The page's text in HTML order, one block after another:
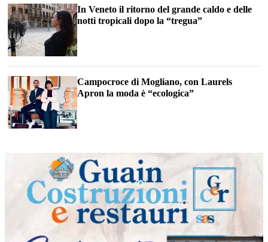
In Veneto il ritorno del grande caldo e delle
notti tropicali dopo la “tregua”
Campocroce di Mogliano, con Laurels
Apron la moda è “ecologica”